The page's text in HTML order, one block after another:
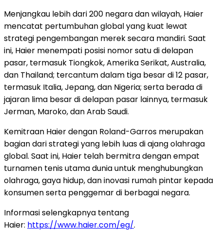
Menjangkau lebih dari 200 negara dan wilayah, Haier
mencatat pertumbuhan global yang kuat lewat
strategi pengembangan merek secara mandiri. Saat
ini, Haier menempati posisi nomor satu di delapan
pasar, termasuk Tiongkok, Amerika Serikat, Australia,
dan Thailand; tercantum dalam tiga besar di 12 pasar,
termasuk Italia, Jepang, dan Nigeria; serta berada di
jajaran lima besar di delapan pasar lainnya, termasuk
Jerman, Maroko, dan Arab Saudi.
Kemitraan Haier dengan Roland-Garros merupakan
bagian dari strategi yang lebih luas di ajang olahraga
global. Saat ini, Haier telah bermitra dengan empat
turnamen tenis utama dunia untuk menghubungkan
olahraga, gaya hidup, dan inovasi rumah pintar kepada
konsumen serta penggemar di berbagai negara.
Informasi selengkapnya tentang
Haier: https://www.haier.com/eg/.